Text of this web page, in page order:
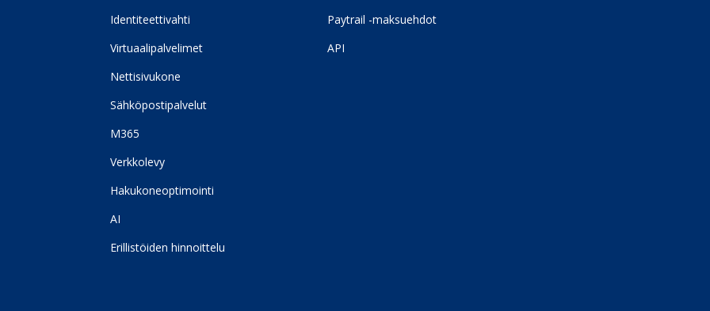
Identiteettivahti
Virtuaalipalvelimet
Nettisivukone
Sähköpostipalvelut
M365
Verkkolevy
Hakukoneoptimointi
AI
Erillistöiden hinnoittelu
Paytrail -maksuehdot
API